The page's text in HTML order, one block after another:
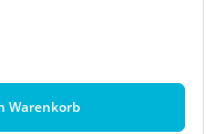
Warenkorb